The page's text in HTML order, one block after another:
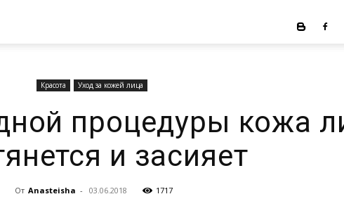
Красота Уход за кожей лица
процедуры кожа
и засияет
От Anasteisha - 03.06.2018 1717